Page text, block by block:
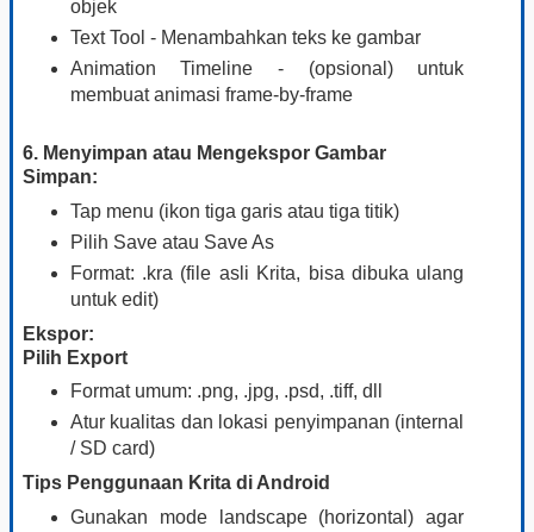
objek
Text Tool - Menambahkan teks ke gambar
Animation Timeline - (opsional) untuk
membuat animasi frame-by-frame
6. Menyimpan atau Mengekspor Gambar
Simpan:
Tap menu (ikon tiga garis atau tiga titik)
Pilih Save atau Save As
Format: .kra (file asli Krita, bisa dibuka ulang
untuk edit)
Ekspor:
Pilih Export
Format umum: .png, .jpg, .psd, .tiff, dll
Atur kualitas dan lokasi penyimpanan (internal
/ SD card)
Tips Penggunaan Krita di Android
Gunakan mode landscape (horizontal) agar